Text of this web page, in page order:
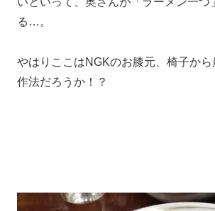
る…。
やはりここはNGKのお膝元、椅子か
作法だろうか！？